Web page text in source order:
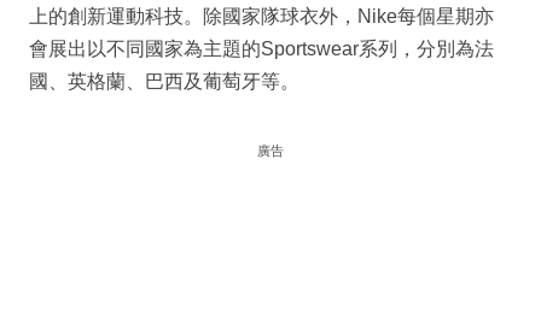
上的創新運動科技。除國家隊球衣外，Nike每個星期亦
會展出以不同國家為主題的Sportswear系列，分別為法
國、英格蘭、巴西及葡萄牙等。
廣告